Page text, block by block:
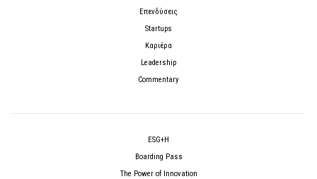
Επενδύσεις
Startups
Καριέρα
Leadership
Commentary
ESG+H
Boarding Pass
The Power of Innovation